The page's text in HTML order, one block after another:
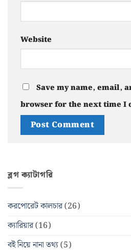
Website
Save my name, email,
browser for the next time I
ব্লগ ক্যাটাগরি
করপোরেট কালচার(26)
ক্যারিয়ার(16)
বই নিয়ে নানা তথ্য(5)